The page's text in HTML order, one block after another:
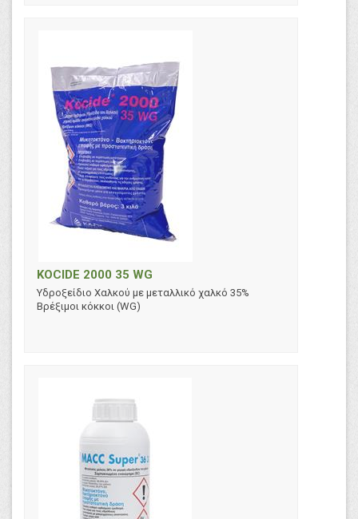
KOCIDE 2000 35 WG
Υδροξείδιο Χαλκού με μεταλλικό χαλκό 35%
Βρέξιμοι κόκκοι (WG)